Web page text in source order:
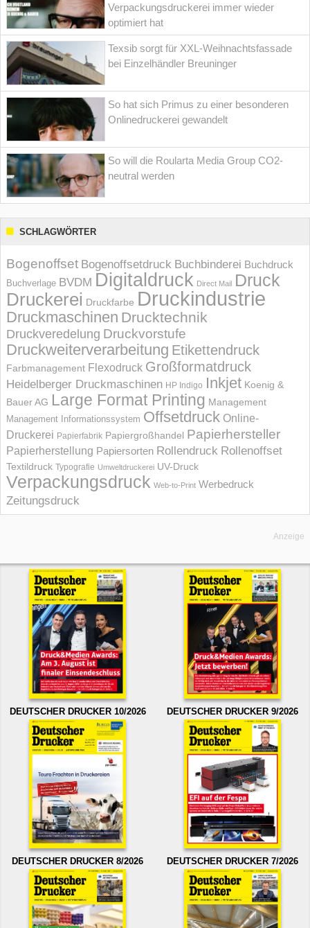
Verpackungsdruckerei immer wieder
optimiert hat
Texsib sorgt für XXL-Weihnachtsfassade
bei Einzelhändler Breuninger
So hat sich Primus zu einer besonderen
Onlinedruckerei gewandelt
So will die Roularta Media Group CO2-
neutral werden
SCHLAGWÖRTER
Bogenoffset Bogenoffsetdruck Buchbinderei Buchdruck
Buchverlage BVDM Digitaldruck Direct Mail Druck
Druckerei Druckfarbe Druckindustrie
Druckmaschinen Drucktechnik
Druckveredelung Druckvorstufe
Druckweiterverarbeitung Etikettendruck
Farbmanagement Flexodruck Großformatdruck
Heidelberger Druckmaschinen HP Indigo Inkjet Koenig &
Bauer AG Large Format Printing Management
Management Informations­system Offsetdruck Online-
Druckerei Papierfabrik Papiergroßhandel Papierhersteller
Papierherstellung Papiersorten Rollendruck Rollenoffset
Textildruck Typografie Umweltdruckerei UV-Druck
Verpackungsdruck Web-to-Print Werbedruck
Zeitungsdruck
Anzeige
DEUTSCHER DRUCKER 10/2026 DEUTSCHER DRUCKER 9/2026
DEUTSCHER DRUCKER 8/2026 DEUTSCHER DRUCKER 7/2026